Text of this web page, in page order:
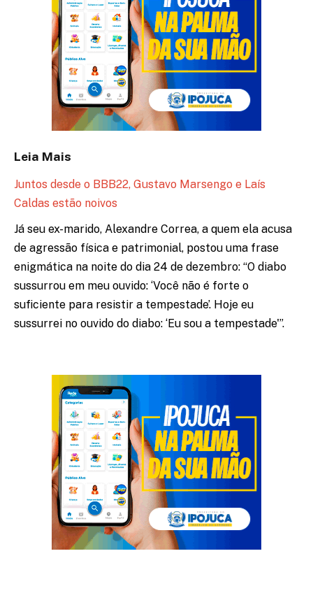
Leia Mais
Juntos desde o BBB22, Gustavo Marsengo e Laís
Caldas estão noivos
Já seu ex-marido, Alexandre Correa, a quem ela acusa
de agressão física e patrimonial, postou uma frase
enigmática na noite do dia 24 de dezembro: “O diabo
sussurrou em meu ouvido: ‘Você não é forte o
suficiente para resistir a tempestade’. Hoje eu
sussurrei no ouvido do diabo: ‘Eu sou a tempestade'”.